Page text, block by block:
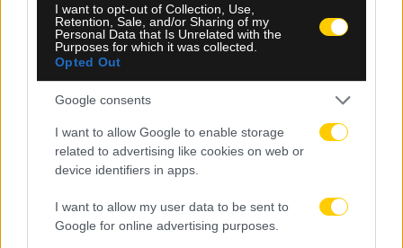
I want to opt-out of Collection, Use,
Retention, Sale, and/or Sharing of my
Personal Data that Is Unrelated with the
Purposes for which it was collected.
Opted Out
Google consents
I want to allow Google to enable storage
related to advertising like cookies on web or
device identifiers in apps.
I want to allow my user data to be sent to
Google for online advertising purposes.
ΑΕΚ – Athens Kallithea: Πώς θα πραγματοποιηθεί η
είσοδος των φιλάθλων στο αποψινό φιλικό